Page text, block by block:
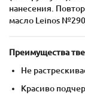
нанесения.
масло Lеinos
Преимущества
Не
Красиво